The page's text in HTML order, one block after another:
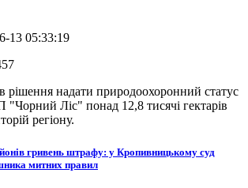
13 05:33:19
рішення надати природоохоронний статус
"Чорний Ліс" понад 12,8 тисячі гектарів
регіону.
гривень штрафу: у Кропивницькому суд
митних правил